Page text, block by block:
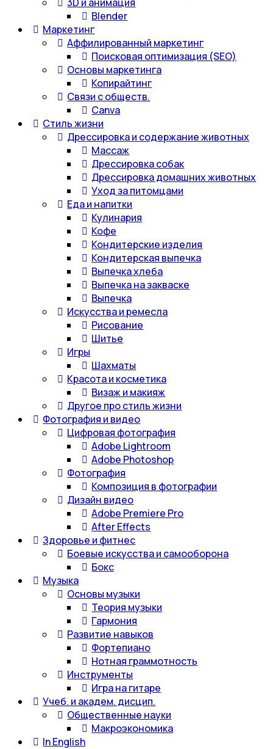
Blender
Маркетинг
Аффилированный маркетинг
Поисковая оптимизация (SEO)
Основы маркетинга
Копирайтинг
Связи с обществ.
Canva
Стиль жизни
Дрессировка и содержание животных
Массаж
Дрессировка собак
Дрессировка домашних животных
Уход за питомцами
Еда и напитки
Кулинария
Кофе
Кондитерские изделия
Кондитерская выпечка
Выпечка хлеба
Выпечка на закваске
Выпечка
Искусства и ремесла
Рисование
Шитье
Игры
Шахматы
Красота и косметика
Визаж и макияж
Другое про стиль жизни
Фотография и видео
Цифровая фотография
Adobe Lightroom
Adobe Photoshop
Фотография
Композиция в фотографии
Дизайн видео
Adobe Premiere Pro
After Effects
Здоровье и фитнес
Боевые искусства и самооборона
Бокс
Музыка
Основы музыки
Теория музыки
Гармония
Развитие навыков
Фортепиано
Нотная граммотность
Инструменты
Игра на гитаре
Учеб. и академ. дисцип.
Общественные науки
Макроэкономика
In English